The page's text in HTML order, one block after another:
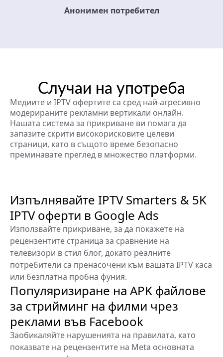
Анонимен потребител
Случаи на употреба
Медиите и IPTV офертите са сред най-агресивно
модерираните рекламни вертикали онлайн.
Нашата система за прикриване ви помага да
запазите скрити високорисковите целеви
страници, като в същото време безопасно
преминавате преглед в множество платформи.
Изпълнявайте IPTV Smarters & 5K
IPTV оферти в Google Ads
Използвайте прикриване, за да покажете на
рецензентите страница за сравнение на
телевизори в стил блог, докато реалните
потребители са пренасочени към вашата IPTV каса
или безплатна пробна фуния.
Популяризиране на APK файлове
за стрийминг на филми чрез
реклами във Facebook
Заобикаляйте нарушенията на правилата, като
показвате на рецензентите на Meta основната